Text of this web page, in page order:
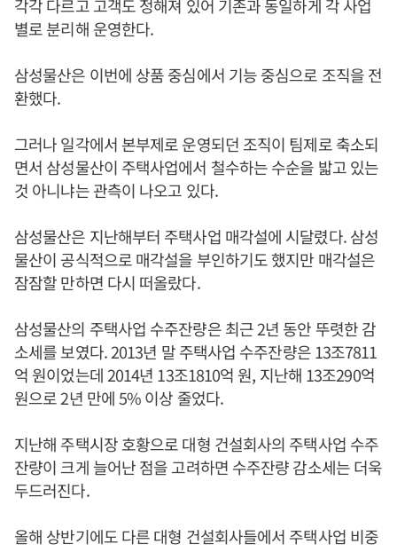
각각 다르고 고객도 정해져 있어 기존과 동일하게 각 사업
별로 분리해 운영한다.
삼성물산은 이번에 상품 중심에서 기능 중심으로 조직을 전
환했다.
그러나 일각에서 본부제로 운영되던 조직이 팀제로 축소되
면서 삼성물산이 주택사업에서 철수하는 수순을 밟고 있는
것 아니냐는 관측이 나오고 있다.
삼성물산은 지난해부터 주택사업 매각설에 시달렸다. 삼성
물산이 공식적으로 매각설을 부인하기도 했지만 매각설은
잠잠할 만하면 다시 떠올랐다.
삼성물산의 주택사업 수주잔량은 최근 2년 동안 뚜렷한 감
소세를 보였다. 2013년 말 주택사업 수주잔량은 13조7811
억 원이었는데 2014년 13조1810억 원, 지난해 13조290억
원으로 2년 만에 5% 이상 줄었다.
지난해 주택시장 호황으로 대형 건설회사의 주택사업 수주
잔량이 크게 늘어난 점을 고려하면 수주잔량 감소세는 더욱
두드러진다.
올해 상반기에도 다른 대형 건설회사들에서 주택사업 비중